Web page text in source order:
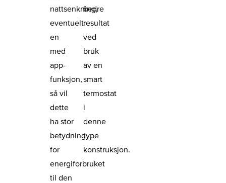
nattsenkning,
eventuelt
en
med
app-
funksjon,
så vil
dette
ha stor
betydning
for
energiforbruket
til den
bedre
resultat
ved
bruk
av en
smart
termostat
i
denne
type
konstruksjon.